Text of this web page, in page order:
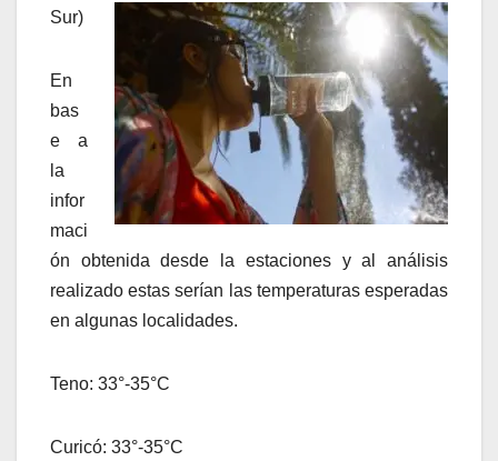
Sur)
En
bas
e a
la
infor
maci
ón obtenida desde la estaciones y al análisis
realizado estas serían las temperaturas esperadas
en algunas localidades.
Teno: 33°-35°C
Curicó: 33°-35°C